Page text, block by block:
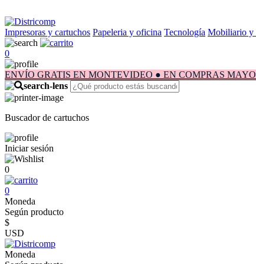
Impresoras y cartuchos Papeleria y oficina Tecnología Mobiliario y
0
ENVÍO GRATIS EN MONTEVIDEO ● EN COMPRAS
Buscador de cartuchos
Iniciar sesión
0
0
Moneda
Según producto
$
USD
Moneda